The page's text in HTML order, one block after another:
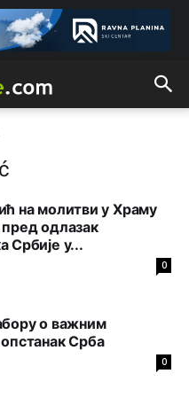
на молитви у Храму
одлазак
Србије у...
0
о важним
Срба
0
pokrajina.Što se tiče
vam pare a vi se
šalju poštom a da ne
држава. Лупаш ко к у
bilo interneta,samo
uvredu,neznanje i
dobrotu,pamet i